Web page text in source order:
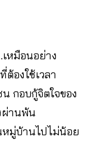
หมือนอย่าง
องใช้เวลา
กอบกู้จิตใจของ
ผ่านพ้น
มู่บ้านไปไม่น้อย